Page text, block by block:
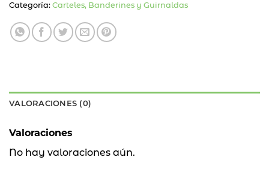
Categoría: Carteles, Banderines y Guirnaldas
VALORACIONES (0)
Valoraciones
No hay valoraciones aún.